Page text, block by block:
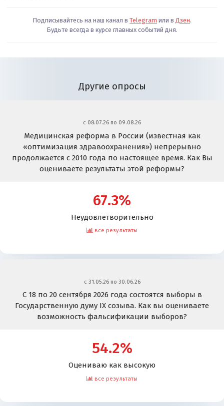
Подписывайтесь на наш канал в Telegram или в Дзен.
Будьте всегда в курсе главных событий дня.
Другие опросы
c 08.07.26 по 09.08.26
Медицинская реформа в России (известная как
«оптимизация здравоохранения») непрерывно
продолжается с 2010 года по настоящее время. Как Вы
оцениваете результаты этой реформы?
67.3%
Неудовлетворительно
все результаты
c 31.05.26 по 30.06.26
С 18 по 20 сентября 2026 года состоятся выборы в
Государственную думу IX созыва. Как вы оцениваете
возможность фальсификации выборов?
54.2%
Оцениваю как высокую
все результаты